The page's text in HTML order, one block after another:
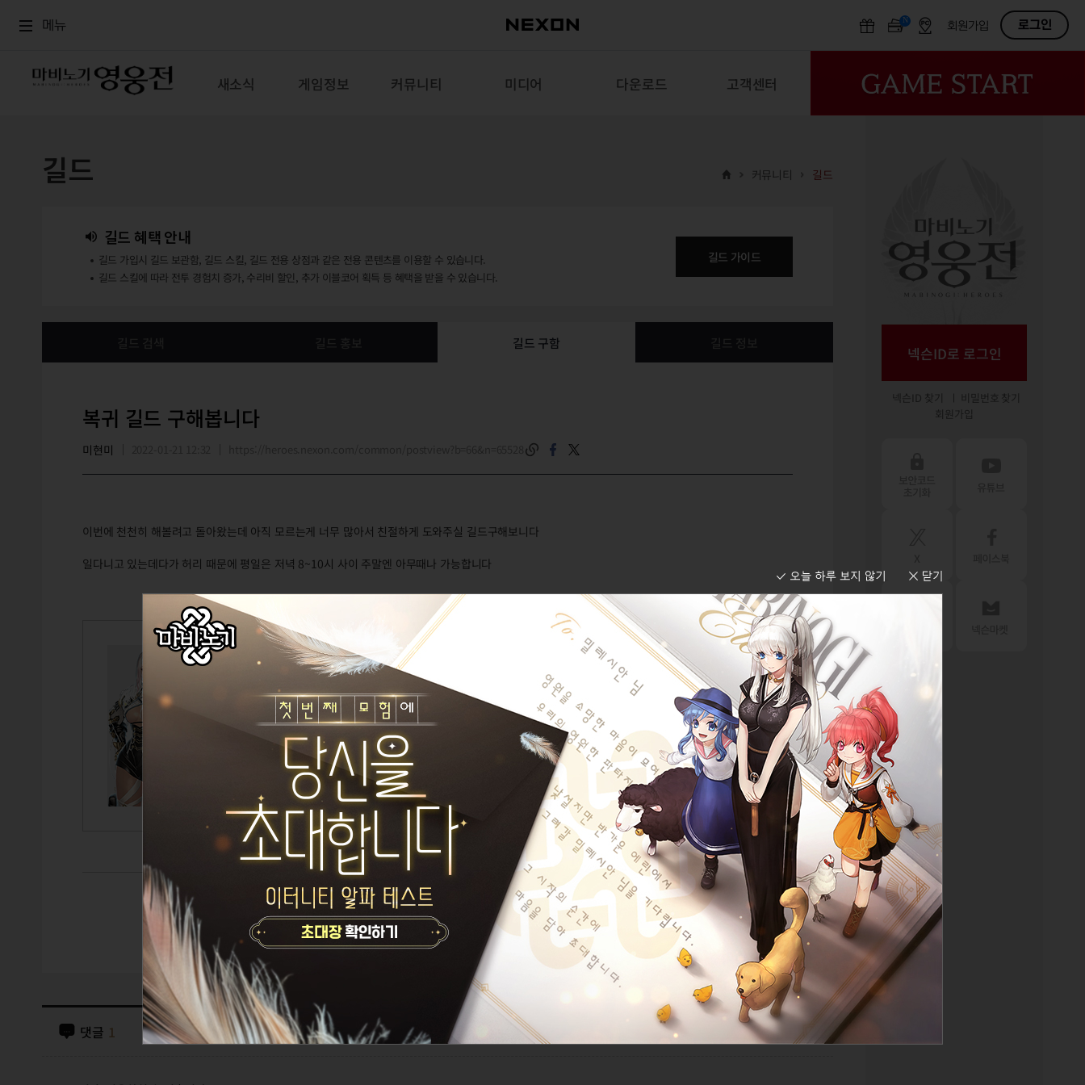
메뉴 N OFF회원가입 로그인
새소식 게임정보 커뮤니티 미디어 다운로드 고객센터
길드 커뮤니티 길드
길드 혜택 안내
길드 가입시 길드 보관함, 길드 스킬, 길드 전용 상점과 같은 전용 콘텐츠를 이용할 수 있습니다.
길드 스킬에 따라 전투 경험치 증가, 수리비 할인, 추가 이블코어 획득 등 혜택을 받을 수 있습니다.
길드 가이드
길드 구함
복귀 길드 구해봅니다
미현미
이번에 천천히 해볼려고 돌아왔는데 아직 모르는게 너무 많아서 친절하게 도와주실 길드구해보니다
일다니고 있는데다가 허리 때문에 평일은 저녁 8~10시 사이 주말엔 아무때나 가능합니다
미현미
Lv.112미울
설정된 오늘의 한마디가 없습니다.
TITLE
솔로 에린, 커플 멸절
GUILD
설정된 길드가 없습니다.
CAIRDE
잭토젠 게시물 보기
목록
댓글 1
넥슨ID로 로그인
넥슨ID 찾기
비밀번호 찾기
회원가입